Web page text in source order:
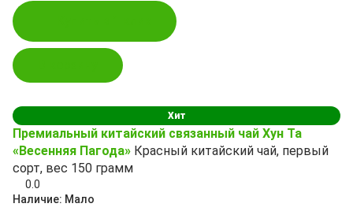
Хит
Премиальный китайский связанный чай Хун Та
«Весенняя Пагода» Красный китайский чай, первый
сорт, вес 150 грамм
0.0
Наличие: Мало